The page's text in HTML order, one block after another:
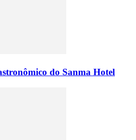
do Sanma Hotel